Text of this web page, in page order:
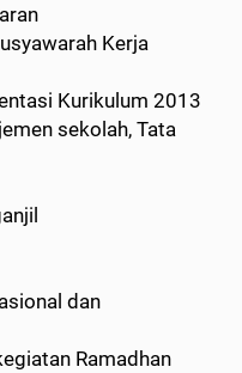
Kerja
Kurikulum 2013
sekolah, Tata
dan
Ramadhan